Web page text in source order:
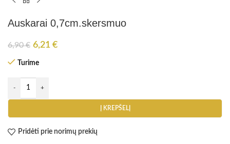
Auskarai 0,7cm.skersmuo
6,90€ 6,21 €
Turime
Į KREPŠELĮ
Pridėti prie norimų prekių